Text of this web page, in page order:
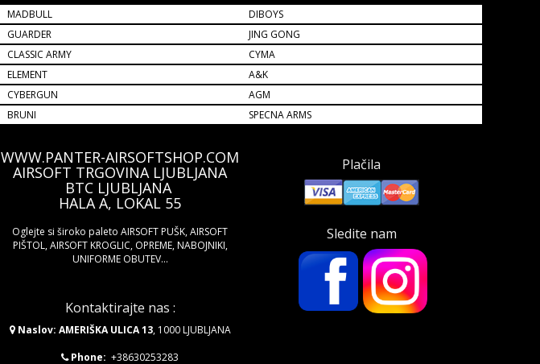
MADBULL
GUARDER
CLASSIC ARMY
ELEMENT
CYBERGUN
BRUNI
DIBOYS
JING GONG
CYMA
A&K
AGM
SPECNA ARMS
WWW.PANTER-AIRSOFTSHOP.COM
AIRSOFT TRGOVINA LJUBLJANA
BTC LJUBLJANA
HALA A, LOKAL 55
Oglejte si široko paleto AIRSOFT PUŠK, AIRSOFT
PIŠTOL, AIRSOFT KROGLIC, OPREME, NABOJNIKI,
UNIFORME OBUTEV...
Kontaktirajte nas :
Naslov: AMERIŠKA ULICA 13, 1000 LJUBLJANA
Phone: +38630253283
Plačila
Sledite nam